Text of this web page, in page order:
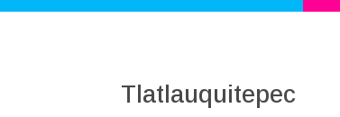
Tlatlauquitepec